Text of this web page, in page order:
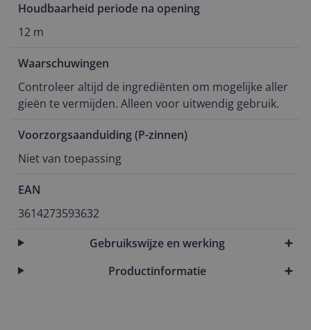
Houdbaarheid periode na opening
12 m
Waarschuwingen
Controleer altijd de ingrediënten om mogelijke aller
gieën te vermijden. Alleen voor uitwendig gebruik.
Voorzorgsaanduiding (P-zinnen)
Niet van toepassing
EAN
3614273593632
Gebruikswijze en werking
Productinformatie